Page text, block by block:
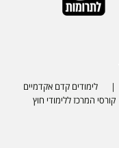
לימודים קדם אקדמיים
קורסי המרכז ללימודי חוץ